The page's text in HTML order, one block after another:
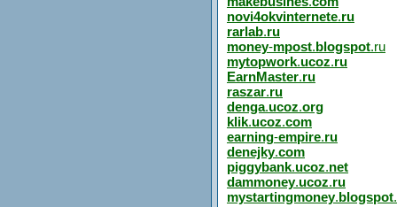
novi4okvinternete.ru
rarlab.ru
money-mpost.blogspot.ru
mytopwork.ucoz.ru
EarnMaster.ru
raszar.ru
denga.ucoz.org
klik.ucoz.com
earning-empire.ru
denejky.com
piggybank.ucoz.net
dammoney.ucoz.ru
mystartingmoney.blogspot.